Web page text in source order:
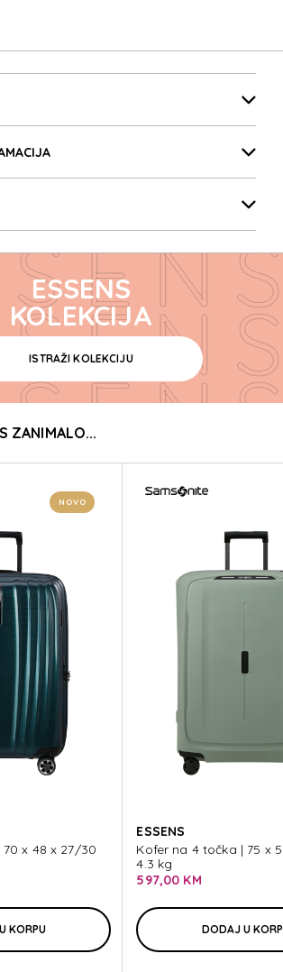
ESSENS
KOLEKCIJA
ISTRAŽI KOLEKCIJU
ZANIMALO...
NOVO
x 48 x 27/30
KORPU
ESSENS
Kofer na 4 točka | 75 x
4.3 kg
597,00 KM
DODAJ U